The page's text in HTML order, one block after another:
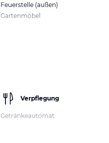
Feuerstelle (außen)
Gartenmöbel
Verpflegung
Getränkeautomat